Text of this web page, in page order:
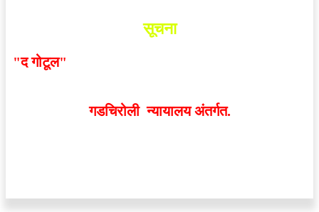
सूचना
"द गोटूल"
गडचिरोली न्यायालय अंतर्गत.